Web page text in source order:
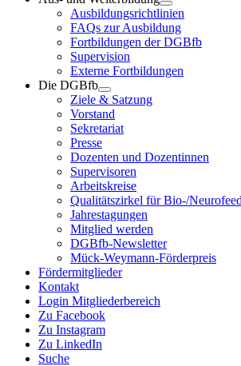
Ausbildungsrichtlinien
FAQs zur Ausbildung
Fortbildungen der DGBfb
Supervision
Externe Fortbildungen
Die DGBfb
Ziele & Satzung
Vorstand
Sekretariat
Presse
Dozenten und Dozentinnen
Supervisoren
Arbeitskreise
Qualitätszirkel für Bio-/
Jahrestagungen
Mitglied werden
DGBfb-Newsletter
Mück-Weymann-Förderpreis
Fördermitglieder
Kontakt
Login Mitgliederbereich
Zu Facebook
Zu Instagram
Zu LinkedIn
Suche